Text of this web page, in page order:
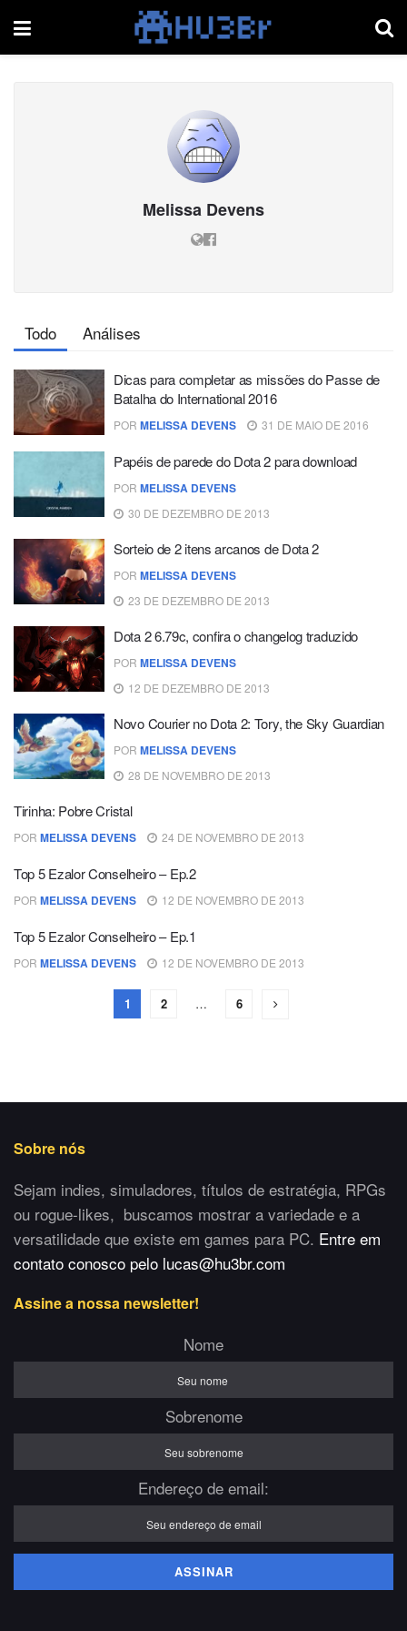
Melissa Devens
Todo Análises
Dicas para completar as missões do Passe de
Batalha do International 2016
POR MELISSA DEVENS 31 DE MAIO DE 2016
Papéis de parede do Dota 2 para download
POR MELISSA DEVENS
30 DE DEZEMBRO DE 2013
Sorteio de 2 itens arcanos de Dota 2
POR MELISSA DEVENS
23 DE DEZEMBRO DE 2013
Dota 2 6.79c, confira o changelog traduzido
POR MELISSA DEVENS
12 DE DEZEMBRO DE 2013
Novo Courier no Dota 2: Tory, the Sky Guardian
POR MELISSA DEVENS
28 DE NOVEMBRO DE 2013
Tirinha: Pobre Cristal
POR MELISSA DEVENS 24 DE NOVEMBRO DE 2013
Top 5 Ezalor Conselheiro – Ep.2
POR MELISSA DEVENS 12 DE NOVEMBRO DE 2013
Top 5 Ezalor Conselheiro – Ep.1
POR MELISSA DEVENS 12 DE NOVEMBRO DE 2013
1 2 … 6
Sobre nós
Sejam indies, simuladores, títulos de estratégia, RPGs
ou rogue-likes, buscamos mostrar a variedade e a
versatilidade que existe em games para PC. Entre em
contato conosco pelo lucas@hu3br.com
Assine a nossa newsletter!
Nome
Sobrenome
Endereço de email: